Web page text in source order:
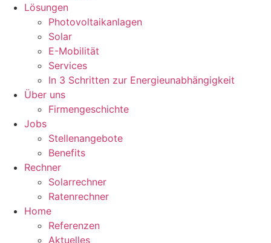
Lösungen
Photovoltaikanlagen
Solar
E-Mobilität
Services
In 3 Schritten zur Energieunabhängigkeit
Über uns
Firmengeschichte
Jobs
Stellenangebote
Benefits
Rechner
Solarrechner
Ratenrechner
Home
Referenzen
Aktuelles